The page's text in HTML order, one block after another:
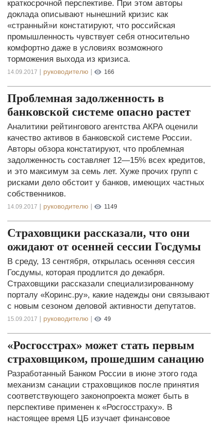
краткосрочной перспективе. При этом авторы
доклада описывают нынешний кризис как
«странный»и констатируют, что российская
промышленность чувствует себя относительно
комфортно даже в условиях возможного
торможения выхода из кризиса.
14.09.2017 | руководителю | 166
Проблемная задолженность в
банковской системе опасно растет
Аналитики рейтингового агентства АКРА оценили
качество активов в банковской системе России.
Авторы обзора констатируют, что проблемная
задолженность составляет 12—15% всех кредитов,
и это максимум за семь лет. Хуже прочих групп с
рисками дело обстоит у банков, имеющих частных
собственников.
14.09.2017 | руководителю | 1149
Страховщики рассказали, что они
ожидают от осенней сессии Госдумы
В среду, 13 сентября, открылась осенняя сессия
Госдумы, которая продлится до декабря.
Страховщики рассказали специализированному
порталу «Коринс.ру», какие надежды они связывают
с новым сезоном деловой активности депутатов.
15.09.2017 | руководителю | 49
«Росгосстрах» может стать первым
страховщиком, прошедшим санацию
Разработанный Банком России в июне этого года
механизм санации страховщиков после принятия
соответствующего законопроекта может быть в
перспективе применен к «Росгосстраху». В
настоящее время ЦБ изучает финансовое